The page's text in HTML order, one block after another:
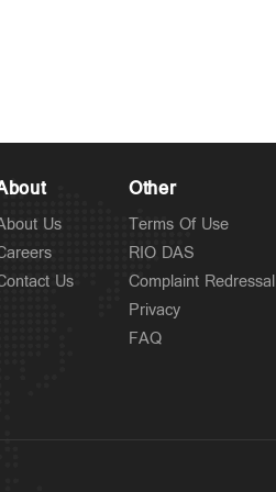
തരുൺ തേജ്‌പാലിന് 10
Us
Us
Other
Terms Of Use
RIO DAS
Complaint Redressal
Privacy
FAQ